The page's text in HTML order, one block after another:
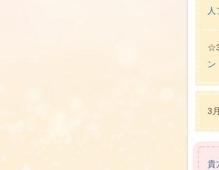
3
貴